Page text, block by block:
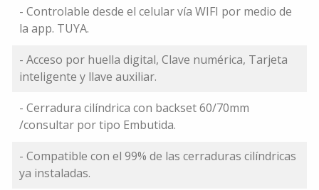
- Controlable desde el celular vía WIFI por medio de
la app. TUYA.
- Acceso por huella digital, Clave numérica, Tarjeta
inteligente y llave auxiliar.
- Cerradura cilíndrica con backset 60/70mm
/consultar por tipo Embutida.
- Compatible con el 99% de las cerraduras cilíndricas
ya instaladas.